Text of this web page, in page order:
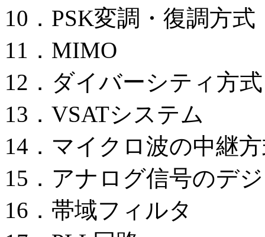
10．PSK変調・復調方式
11．MIMO
12．ダイバーシティ方式
13．VSATシステム
14．マイクロ波の中継
15．アナログ信号のデ
16．帯域フィルタ